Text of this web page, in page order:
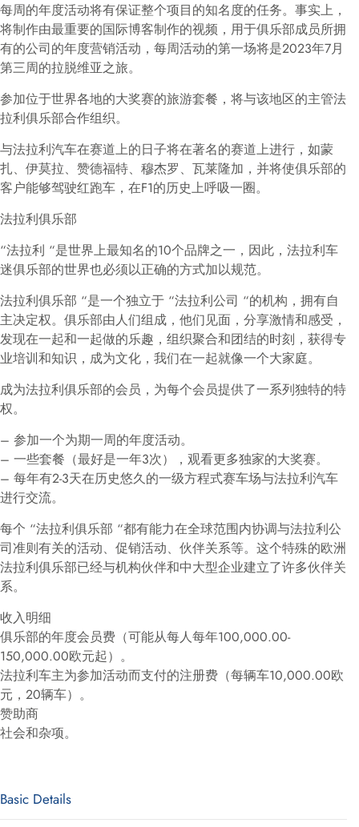
每周的年度活动将有保证整个项目的知名度的任务。事实上，
将制作由最重要的国际博客制作的视频，用于俱乐部成员所拥
有的公司的年度营销活动，每周活动的第一场将是2023年7月
第三周的拉脱维亚之旅。
参加位于世界各地的大奖赛的旅游套餐，将与该地区的主管法
拉利俱乐部合作组织。
与法拉利汽车在赛道上的日子将在著名的赛道上进行，如蒙
扎、伊莫拉、赞德福特、穆杰罗、瓦莱隆加，并将使俱乐部的
客户能够驾驶红跑车，在F1的历史上呼吸一圈。
法拉利俱乐部
“法拉利 “是世界上最知名的10个品牌之一，因此，法拉利车
迷俱乐部的世界也必须以正确的方式加以规范。
法拉利俱乐部 “是一个独立于 “法拉利公司 “的机构，拥有自
主决定权。俱乐部由人们组成，他们见面，分享激情和感受，
发现在一起和一起做的乐趣，组织聚合和团结的时刻，获得专
业培训和知识，成为文化，我们在一起就像一个大家庭。
成为法拉利俱乐部的会员，为每个会员提供了一系列独特的特
权。
– 参加一个为期一周的年度活动。
– 一些套餐（最好是一年3次），观看更多独家的大奖赛。
– 每年有2-3天在历史悠久的一级方程式赛车场与法拉利汽车
进行交流。
每个 “法拉利俱乐部 “都有能力在全球范围内协调与法拉利公
司准则有关的活动、促销活动、伙伴关系等。这个特殊的欧洲
法拉利俱乐部已经与机构伙伴和中大型企业建立了许多伙伴关
系。
收入明细
俱乐部的年度会员费（可能从每人每年100,000.00-
150,000.00欧元起）。
法拉利车主为参加活动而支付的注册费（每辆车10,000.00欧
元，20辆车）。
赞助商
社会和杂项。
Basic Details